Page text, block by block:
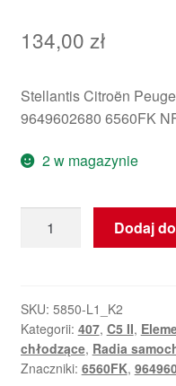
134,00 zł
Stellantis Citroën
9649602680 6560FK
2 w magazynie
Moduł
Citroën
Peugeot
9649602680
6560FK
Dodaj
SKU: 5850-L1_K2
Kategorii: 407, C5 II,
chłodzące, Radia
Znaczniki: 6560FK,